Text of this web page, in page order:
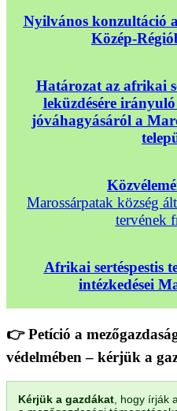
Nyilvános konzultáció
Közép-
Határozat az afrikai
leküzdésére
jóváhagyásáról a
Marossárpatak község
tervének
Afrikai sertéspestis
intézkedései
👉 Petíció a
védelmében – kérjük a
Kérjük a gazdákat , hogy írják